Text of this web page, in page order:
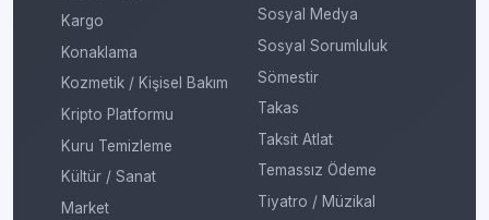
Kargo
Konaklama
Kozmetik / Kişisel Bakım
Kripto Platformu
Kuru Temizleme
Kültür / Sanat
Market
Sosyal Medya
Sosyal Sorumluluk
Sömestir
Takas
Taksit Atlat
Temassız Ödeme
Tiyatro / Müzikal